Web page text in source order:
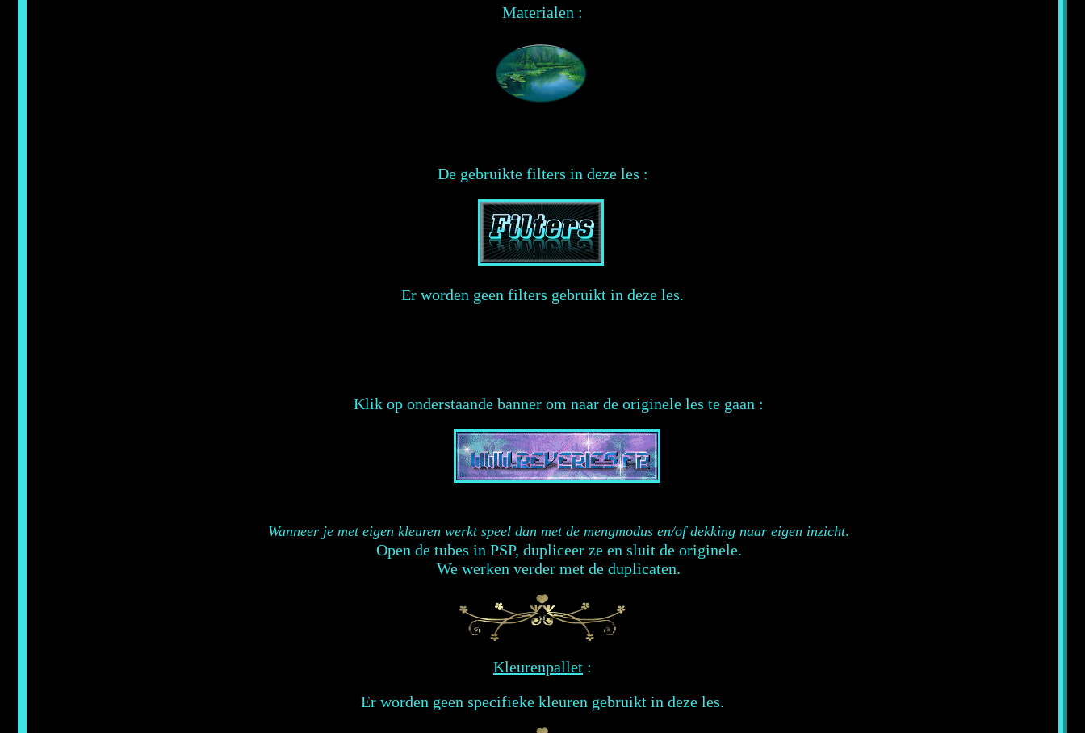
Materialen :
De gebruikte filters in deze les :
Er worden geen filters gebruikt in deze les.
Klik op onderstaande banner om naar de originele les te gaan :
Wanneer je met eigen kleuren werkt speel dan met de mengmodus en/of dekking naar eigen inzicht.
Open de tubes in PSP, dupliceer ze en sluit de originele.
We werken verder met de duplicaten.
Kleurenpallet :
Er worden geen specifieke kleuren gebruikt in deze les.